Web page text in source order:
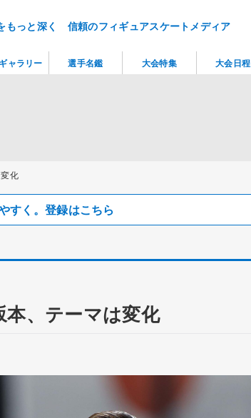
もっと深く 信頼のフィギュアスケートメディア
化
すく。登録はこちら
、テーマは変化
ャラリー 選手名鑑 大会特集 大会日程